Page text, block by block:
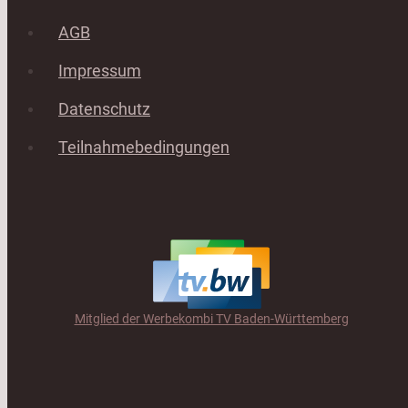
AGB
Impressum
Datenschutz
Teilnahmebedingungen
Mitglied der Werbekombi TV Baden-Württemberg